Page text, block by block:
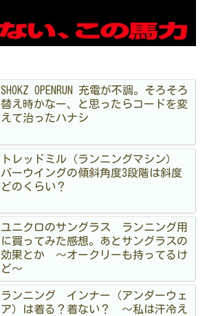
SHOKZ OPENRUN 充電が不調。そろそろ
替え時かなー、と思ったらコードを変
えて治ったハナシ
トレッドミル（ランニングマシン）
バーウイングの傾斜角度3段階は斜度
どのくらい？
ユニクロのサングラス ランニング用
に買ってみた感想。あとサングラスの
効果とか 〜オークリーも持ってるけ
ど〜
ランニング インナー（アンダーウェ
ア）は着る？着ない？ 〜私は汗冷え